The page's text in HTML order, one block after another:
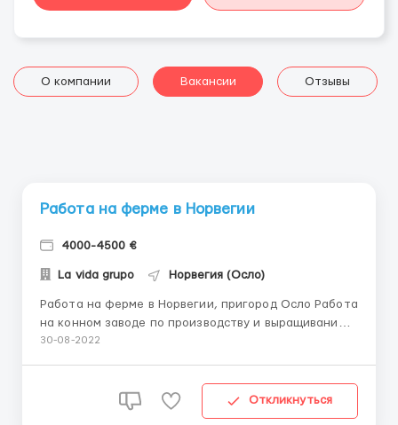
О компании Вакансии Отзывы
Работа на ферме в Норвегии
4000-4500 €
La vida grupo Норвегия (Осло)
Работа на ферме в Норвегии, пригород Осло Работа
на конном заводе по производству и выращиванию
племенных лошадей. Работа для мужчин,
досмотр за лошадьми, кормление, выгуливание и
30-08-2022
Откликнуться